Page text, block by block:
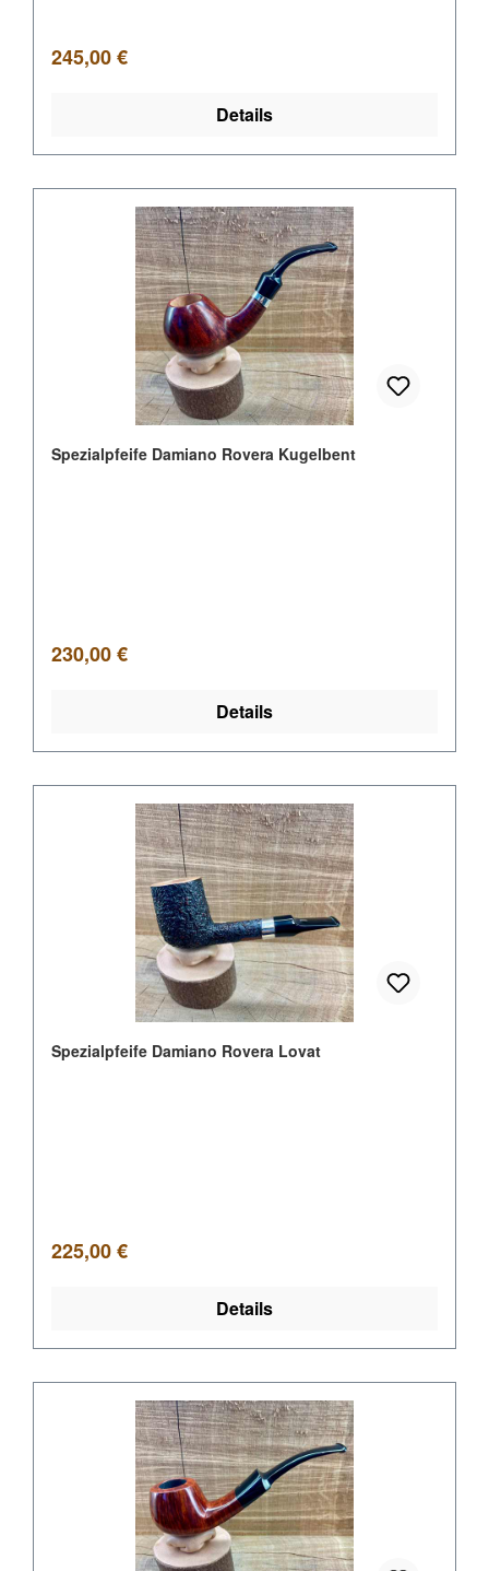
Regulärer Preis:
245,00 €
Details
Spezialpfeife Damiano Rovera Kugelbent
Regulärer Preis:
230,00 €
Details
Spezialpfeife Damiano Rovera Lovat
Regulärer Preis:
225,00 €
Details